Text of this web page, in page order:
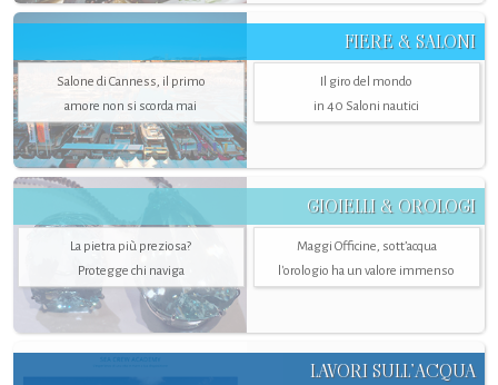
FIERE & SALONI
Salone di Canness, il primo
amore non si scorda mai
Il giro del mondo
in 40 Saloni nautici
GIOIELLI & OROLOGI
La pietra più preziosa?
Protegge chi naviga
Maggi Officine, sott’acqua
l'orologio ha un valore immenso
LAVORI SULL’ACQUA